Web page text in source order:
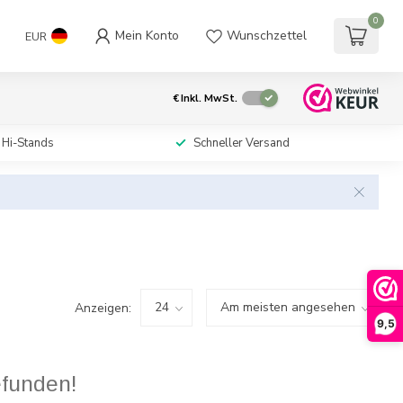
9,5
EUR Mein Konto Wunschzettel
0
€Inkl. MwSt.
Stands Schneller Versand
Anzeigen: